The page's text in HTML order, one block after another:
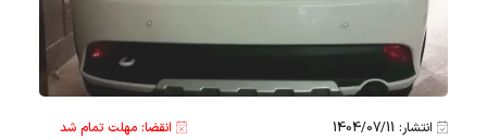
انتشار: 1404/07/11 انقضا: مهلت تمام شد